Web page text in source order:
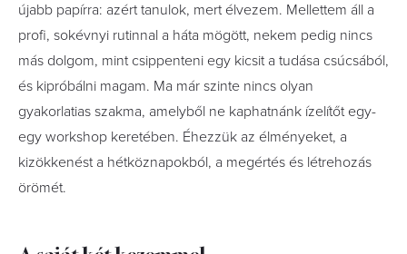
újabb papírra: azért tanulok, mert élvezem. Mellettem áll a
profi, sokévnyi rutinnal a háta mögött, nekem pedig nincs
más dolgom, mint csippenteni egy kicsit a tudása csúcsából,
és kipróbálni magam. Ma már szinte nincs olyan
gyakorlatias szakma, amelyből ne kaphatnánk ízelítőt egy-
egy workshop keretében. Éhezzük az élményeket, a
kizökkenést a hétköznapokból, a megértés és létrehozás
örömét.